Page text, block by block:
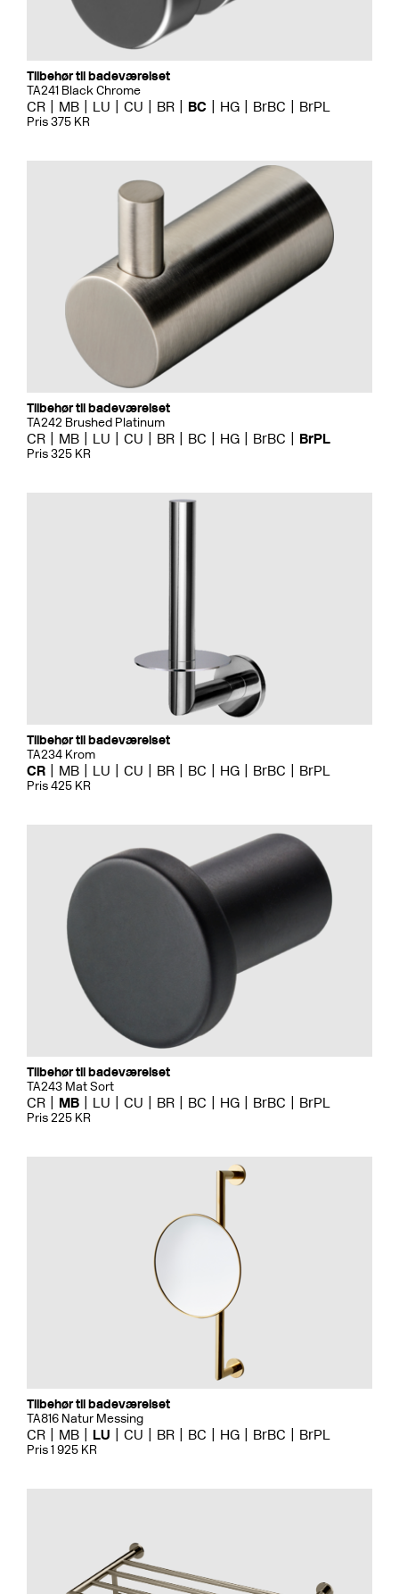
Tilbehør til badeværelset
TA241 Black Chrome
CR MB LU CU BR BC HG BrBC BrPL
Pris 375 KR
Tilbehør til badeværelset
TA242 Brushed Platinum
CR MB LU CU BR BC HG BrBC BrPL
Pris 325 KR
Tilbehør til badeværelset
TA234 Krom
CR MB LU CU BR BC HG BrBC BrPL
Pris 425 KR
Tilbehør til badeværelset
TA243 Mat Sort
CR MB LU CU BR BC HG BrBC BrPL
Pris 225 KR
Tilbehør til badeværelset
TA816 Natur Messing
CR MB LU CU BR BC HG BrBC BrPL
Pris 1 925 KR